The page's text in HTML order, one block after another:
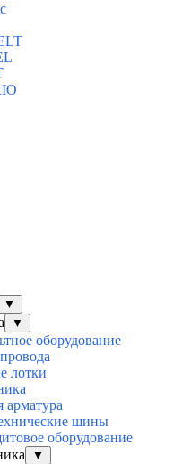
▼
▼
оборудование
лотки
арматура
шины
оборудование
▼